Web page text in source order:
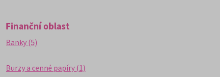
Finanční oblast
Banky (5)
Burzy a cenné papíry (1)